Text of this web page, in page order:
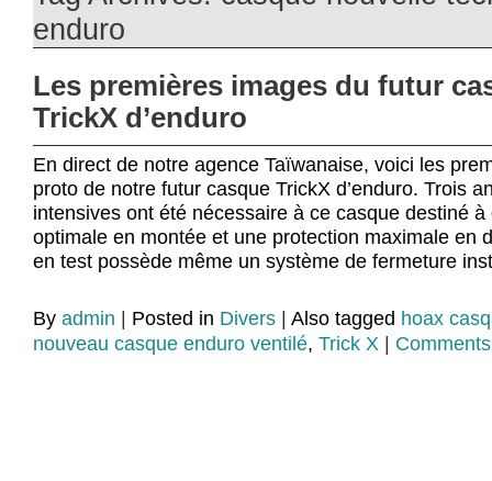
enduro
Les premières images du futur
TrickX d’enduro
En direct de notre agence Taïwanaise, voici les
proto de notre futur casque TrickX d’enduro. Trois
intensives ont été nécessaire à ce casque destiné
optimale en montée et une protection maximale en
en test possède même un système de fermeture
By admin Posted in Divers Also tagged hoax
nouveau casque enduro ventilé, Trick X